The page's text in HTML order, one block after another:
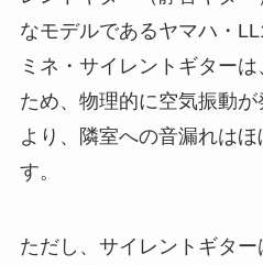
なモデルであるヤマハ・
ミネ・サイレントギター
ため、物理的に空気振動
より、隣室への音漏れは
す。
ただし、サイレントギタ